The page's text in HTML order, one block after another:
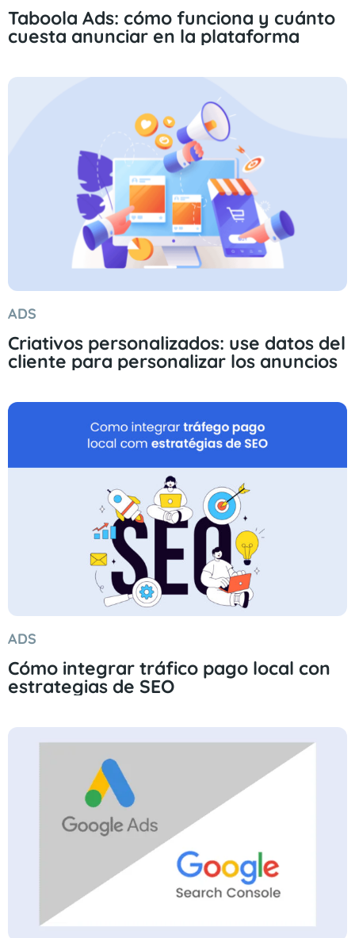
Taboola Ads: cómo funciona y cuánto
cuesta anunciar en la plataforma
ADS
Criativos personalizados: use datos del
cliente para personalizar los anuncios
ADS
Cómo integrar tráfico pago local con
estrategias de SEO